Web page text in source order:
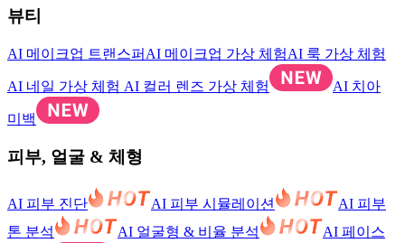
뷰티
AI 메이크업 트랜스퍼 AI 메이크업 가상 체험AI 룩 가상 체험
AI 네일 가상 체험 AI 컬러 렌즈 가상 체험 AI 치아
미백
피부, 얼굴 & 체형
AI 피부 진단 AI 피부 시뮬레이션
AI 피부
톤 분석
AI 얼굴형 & 비율 분석 AI 페이스